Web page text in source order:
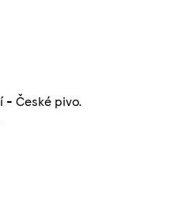
- České pivo.